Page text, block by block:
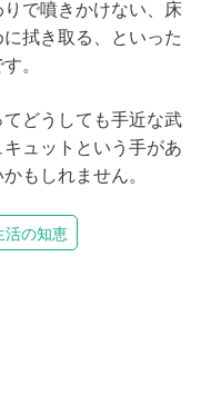
で噴きかけない、床
拭き取る、といった
。
どうしても手近な武
ュットという手があ
もしれません。
活の知恵